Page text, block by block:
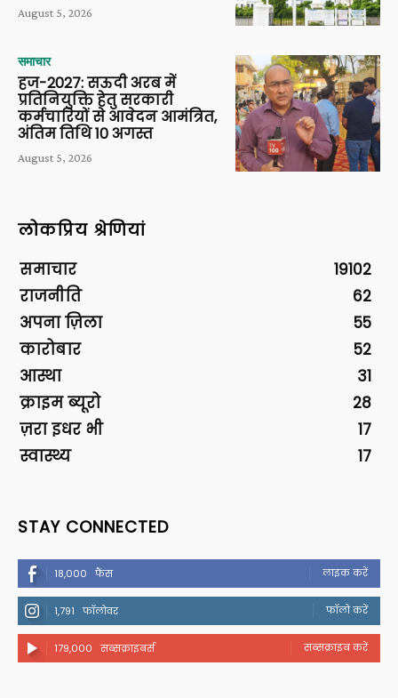
August 5, 2026
समाचार
हज-2027: सऊदी अरब में
प्रतिनियुक्ति हेतु सरकारी
कर्मचारियों से आवेदन आमंत्रित,
अंतिम तिथि 10 अगस्त
August 5, 2026
लोकप्रिय श्रेणियां
समाचार
19102
राजनीति
62
अपना ज़िला
55
कारोबार
52
आस्था
31
क्राइम ब्यूरो
28
ज़रा इधर भी
17
स्वास्थ्य
17
STAY CONNECTED
18,000 फैंस लाइक करें
1,791 फॉलोवर फॉलो करें
179,000 सब्सक्राइबर्स सब्सक्राइब करें